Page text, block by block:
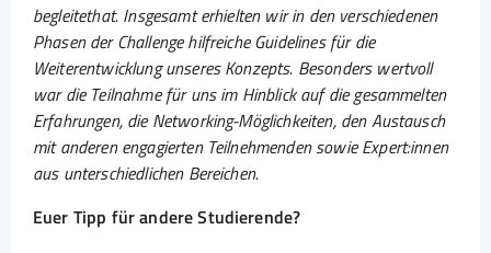
begleitethat. Insgesamt erhielten wir in den verschiedenen
Phasen der Challenge hilfreiche Guidelines für die
Weiterentwicklung unseres Konzepts. Besonders wertvoll
war die Teilnahme für uns im Hinblick auf die gesammelten
Erfahrungen, die Networking-Möglichkeiten, den Austausch
mit anderen engagierten Teilnehmenden sowie Expert:innen
aus unterschiedlichen Bereichen.
Euer Tipp für andere Studierende?